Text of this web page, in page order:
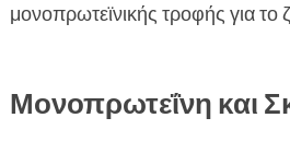
μονοπρωτεϊνικής τροφής για το
Μονοπρωτεΐνη και